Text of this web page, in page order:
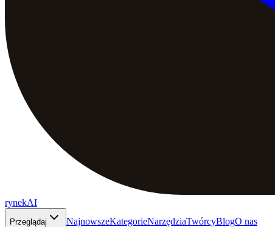
rynekAI
Przeglądaj NajnowszeKategorieNarzędziaTwórcyBlogO nas